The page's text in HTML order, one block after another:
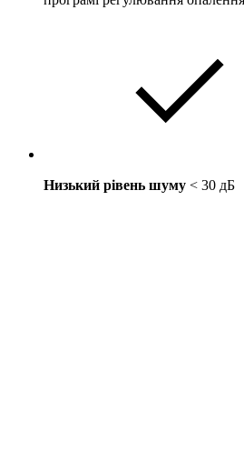
Низький рівень шуму < 30 дБ